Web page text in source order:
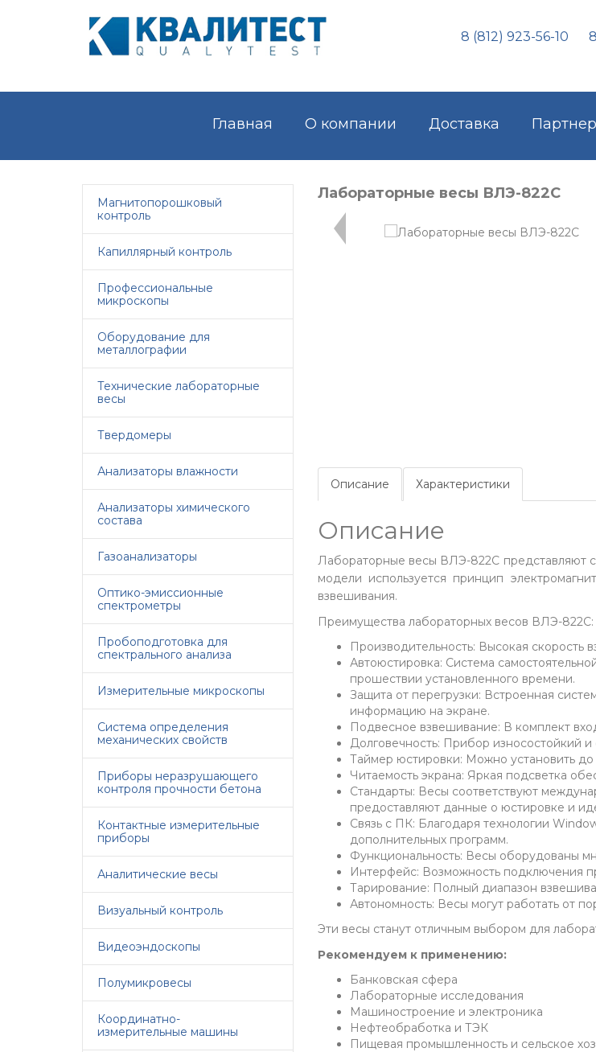
8 (812) 923-56-10
Главная О компании Доставка
Магнитопорошковый
контроль
Капиллярный контроль
Профессиональные
микроскопы
Оборудование для
металлографии
Технические лабораторные
весы
Твердомеры
Анализаторы влажности
Анализаторы химического
состава
Газоанализаторы
Оптико-эмиссионные
спектрометры
Пробоподготовка для
спектрального анализа
Измерительные микроскопы
Система определения
механических свойств
Приборы неразрушающего
контроля прочности бетона
Контактные измерительные
приборы
Аналитические весы
Визуальный контроль
Видеоэндоскопы
Полумикровесы
Координатно-
измерительные машины
Лабораторные весы ВЛЭ-822С
Описание Характеристики
Описание
Лабораторные весы ВЛЭ-822С представляют
модели используется принцип
взвешивания.
Преимущества лабораторных весов ВЛЭ-822С:
Производительность: Высокая скорость
Автоюстировка: Система
прошествии установленного времени.
Защита от перегрузки: Встроенная
информацию на экране.
Подвесное взвешивание: В комплект
Долговечность: Прибор износостойкий
Таймер юстировки: Можно установить до
Читаемость экрана: Яркая подсветка
Стандарты: Весы соответствуют
предоставляют данные о юстировке и
Связь с ПК: Благодаря технологии
дополнительных программ.
Функциональность: Весы оборудованы
Интерфейс: Возможность подключения
Тарирование: Полный диапазон
Автономность: Весы могут работать от
Эти весы станут отличным выбором для
Рекомендуем к применению:
Банковская сфера
Лабораторные исследования
Машиностроение и электроника
Нефтеобработка и ТЭК
Пищевая промышленность и сельское